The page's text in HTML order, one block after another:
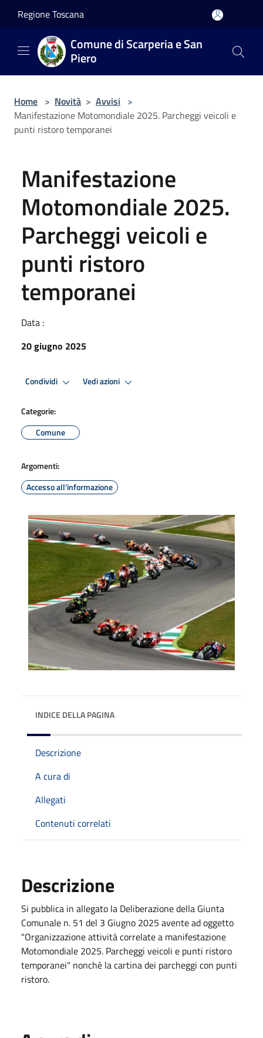
Regione Toscana
Comune di Scarperia e San
Piero
Home > Novità > Avvisi >
Manifestazione Motomondiale 2025. Parcheggi veicoli e
punti ristoro temporanei
Manifestazione
Motomondiale 2025.
Parcheggi veicoli e
punti ristoro
temporanei
Data :
20 giugno 2025
Condividi Vedi azioni
Categorie:
Comune
Argomenti:
Accesso all'informazione
INDICE DELLA PAGINA
Descrizione
A cura di
Allegati
Contenuti correlati
Descrizione
Si pubblica in allegato la Deliberazione della Giunta
Comunale n. 51 del 3 Giugno 2025 avente ad oggetto
"Organizzazione attività correlate a manifestazione
Motomondiale 2025. Parcheggi veicoli e punti ristoro
temporanei" nonchè la cartina dei parcheggi con punti
ristoro.